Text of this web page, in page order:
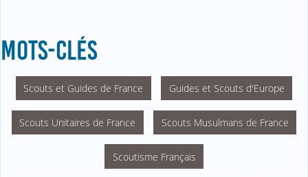
MOTS-CLÉS
Scouts et Guides de France Guides et Scouts d'Europe
Scouts Unitaires de France Scouts Musulmans de France
Scoutisme Français